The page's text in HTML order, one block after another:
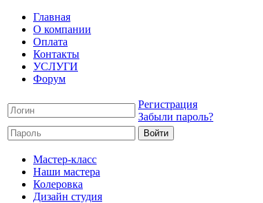
Главная
О компании
Оплата
Контакты
УСЛУГИ
Форум
Регистрация
Забыли пароль?
Мастер-класс
Наши мастера
Колеровка
Дизайн студия